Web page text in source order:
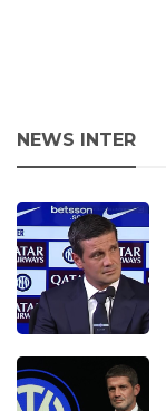
NEWS INTER